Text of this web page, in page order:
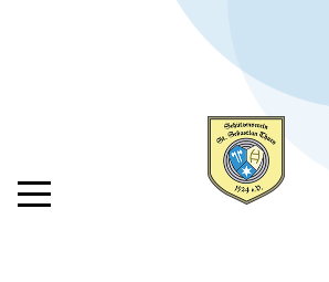
Mobile Menu Toggle